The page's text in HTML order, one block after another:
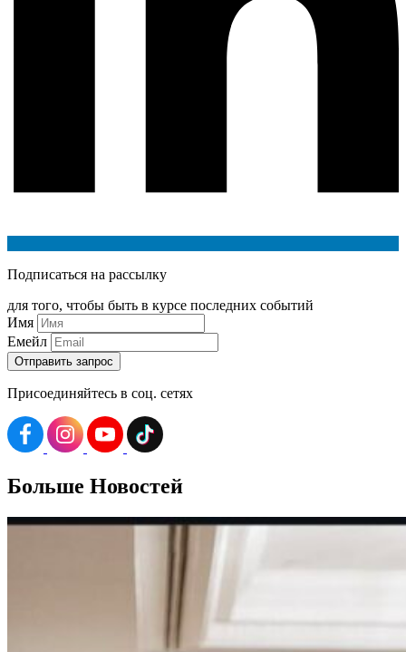
Подписаться на рассылку
для того, чтобы быть в курсе последних событий
Имя
Емейл
Присоединяйтесь в соц. сетях
Больше Новостей